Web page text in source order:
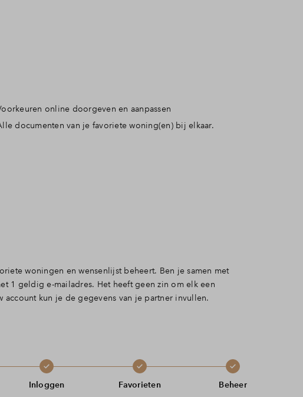
online doorgeven en aanpassen
documenten van je favoriete woning(en) bij elkaar.
woningen en wensenlijst beheert. Ben je samen met
1 geldig e-mailadres. Het heeft geen zin om elk een
kun je de gegevens van je partner invullen.
Inloggen Favorieten Beheer